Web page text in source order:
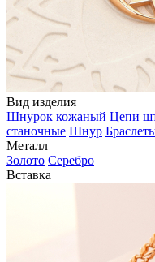
Вид изделия
Шнурок кожаный Цепи
станочные Шнур
Металл
Золото Серебро
Вставка